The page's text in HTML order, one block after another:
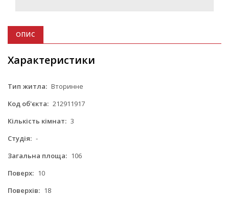
ОПИС
Характеристики
Тип житла: Вторинне
Код об'єкта: 212911917
Кількість кімнат: 3
Студія: -
Загальна площа: 106
Поверх: 10
Поверхів: 18